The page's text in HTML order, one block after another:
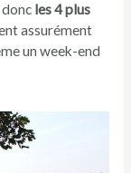
les 4 plus
assurément
un week-end